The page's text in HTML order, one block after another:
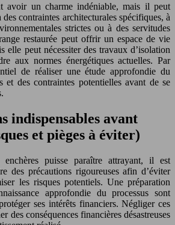
avoir un charme indéniable, mais il peut
contraintes architecturales spécifiques, à
strictes ou à des servitudes
restaurée peut offrir un espace de vie
elle peut nécessiter des travaux d’isolation
aux normes énergétiques actuelles. Par
de réaliser une étude approfondie du
et des contraintes potentielles avant de se
indispensables avant
et pièges à éviter)
puisse paraître attrayant, il est
des précautions rigoureuses afin d’éviter
les risques potentiels. Une préparation
approfondie du processus sont
ses intérêts financiers. Négliger ces
des conséquences financières désastreuses